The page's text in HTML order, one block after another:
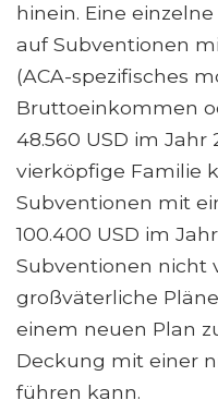
hinein. Eine
auf Subventionen
(ACA-spezifisches
Bruttoeinkommen
48.560 USD im Jahr
vierköpfige Familie
Subventionen mit
100.400 USD im
Subventionen nicht
großväterliche
einem neuen Plan
Deckung mit einer
führen kann.